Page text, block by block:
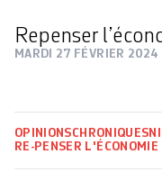
Repenser
MARDI 27 FÉVRIER 2024
OPINIONSCHRONIQUES
RE-PENSER L'ÉCONOMIE